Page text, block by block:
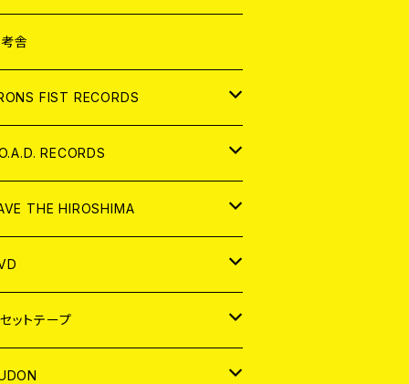
レル
舎
FIST RECORDS
RECORDS
THE HIROSHIMA
レル
ットテープ